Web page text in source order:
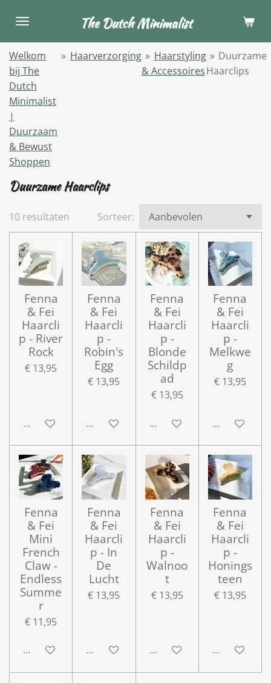
direct
naar
de
hoofdinhoud
The Dutch Minimalist
Welkom
bij The
Dutch
Minimalist
|
Duurzaam
& Bewust
Shoppen
» Haarverzorging » Haarstyling
& Accessoires
» Duurzame
Haarclips
Duurzame Haarclips
10 resultaten Sorteer:
Fenna
& Fei
Haarcli
p - River
Rock
€ 13,95
In winkelwagen
Fenna
& Fei
Haarcli
p -
Robin's
Egg
€ 13,95
In winkelwagen
Fenna
& Fei
Haarcli
p -
Blonde
Schildp
ad
€ 13,95
In winkelwagen
Fenna
& Fei
Haarcli
p -
Melkwe
g
€ 13,95
In
Fenna
& Fei
Mini
French
Claw -
Endless
Summe
r
€ 11,95
In winkelwagen
Fenna
& Fei
Haarcli
p - In
De
Lucht
€ 13,95
In winkelwagen
Fenna
& Fei
Haarcli
p -
Walnoo
t
€ 13,95
In winkelwagen
Fenna
& Fei
Haarcli
p -
Honings
teen
€ 13,95
In